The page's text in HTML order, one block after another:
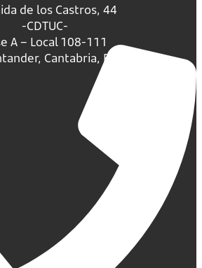
de los Castros, 44
-CDTUC-
A – Local 108-111
Cantabria, España.